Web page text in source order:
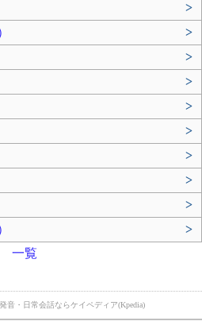
>
>
>
>
>
>
>
>
>
>
一覧
音・日常会話ならケイペディア(Kpedia)